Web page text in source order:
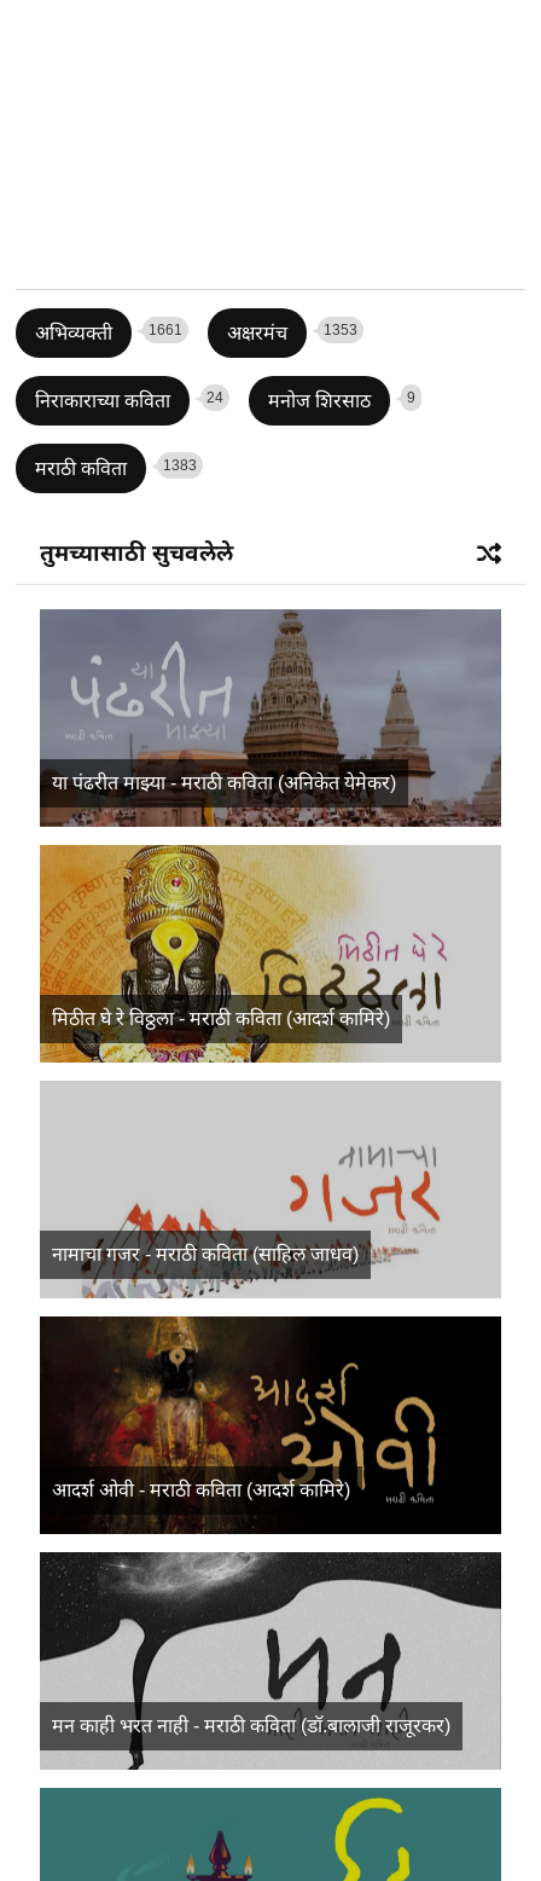
अभिव्यक्ती 1661 अक्षरमंच 1353
निराकाराच्या कविता 24 मनोज शिरसाठ 9
मराठी कविता 1383
तुमच्यासाठी सुचवलेले
या पंढरीत माझ्या - मराठी कविता (अनिकेत येमेकर)
मिठीत घे रे विठ्ठला - मराठी कविता (आदर्श कामिरे)
नामाचा गजर - मराठी कविता (साहिल जाधव)
आदर्श ओवी - मराठी कविता (आदर्श कामिरे)
मन काही भरत नाही - मराठी कविता (डॉ.बालाजी राजूरकर)